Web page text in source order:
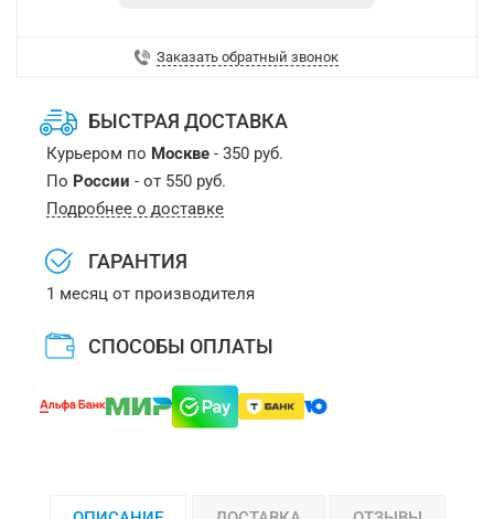
Заказать обратный звонок
БЫСТРАЯ ДОСТАВКА
Курьером по Москве- 350 руб.
По России - от 550 руб.
Подробнее о доставке
ГАРАНТИЯ
1 месяц от производителя
СПОСОБЫ ОПЛАТЫ